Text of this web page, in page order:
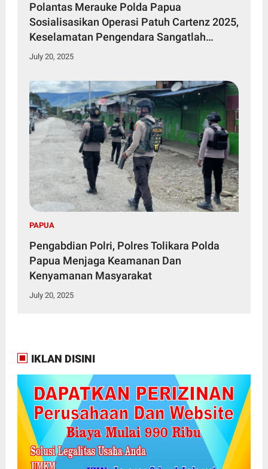
Polantas Merauke Polda Papua
Sosialisasikan Operasi Patuh Cartenz 2025,
Keselamatan Pengendara Sangatlah
Penting
July 20, 2025
PAPUA
Pengabdian Polri, Polres Tolikara Polda
Papua Menjaga Keamanan Dan
Kenyamanan Masyarakat
July 20, 2025
IKLAN DISINI